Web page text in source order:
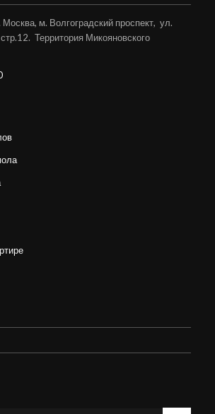
м. Волгоградский проспект, ул.
Территория Микояновского